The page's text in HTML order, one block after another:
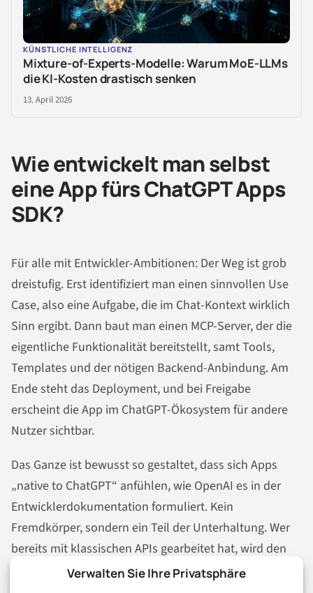
Verwalten Sie Ihre Privatsphäre
KÜNSTLICHE INTELLIGENZ
Mixture-of-Experts-Modelle: Warum MoE-LLMs
die KI-Kosten drastisch senken
13. April 2026
Wie entwickelt man selbst
eine App fürs ChatGPT Apps
SDK?
Für alle mit Entwickler-Ambitionen: Der Weg ist grob
dreistufig. Erst identifiziert man einen sinnvollen Use
Case, also eine Aufgabe, die im Chat-Kontext wirklich
Sinn ergibt. Dann baut man einen MCP-Server, der die
eigentliche Funktionalität bereitstellt, samt Tools,
Templates und der nötigen Backend-Anbindung. Am
Ende steht das Deployment, und bei Freigabe
erscheint die App im ChatGPT-Ökosystem für andere
Nutzer sichtbar.
Das Ganze ist bewusst so gestaltet, dass sich Apps
„native to ChatGPT“ anfühlen, wie OpenAI es in der
Entwicklerdokumentation formuliert. Kein
Fremdkörper, sondern ein Teil der Unterhaltung. Wer
bereits mit klassischen APIs gearbeitet hat, wird den
Umstieg vermutlich schnell schaffen, weil viele